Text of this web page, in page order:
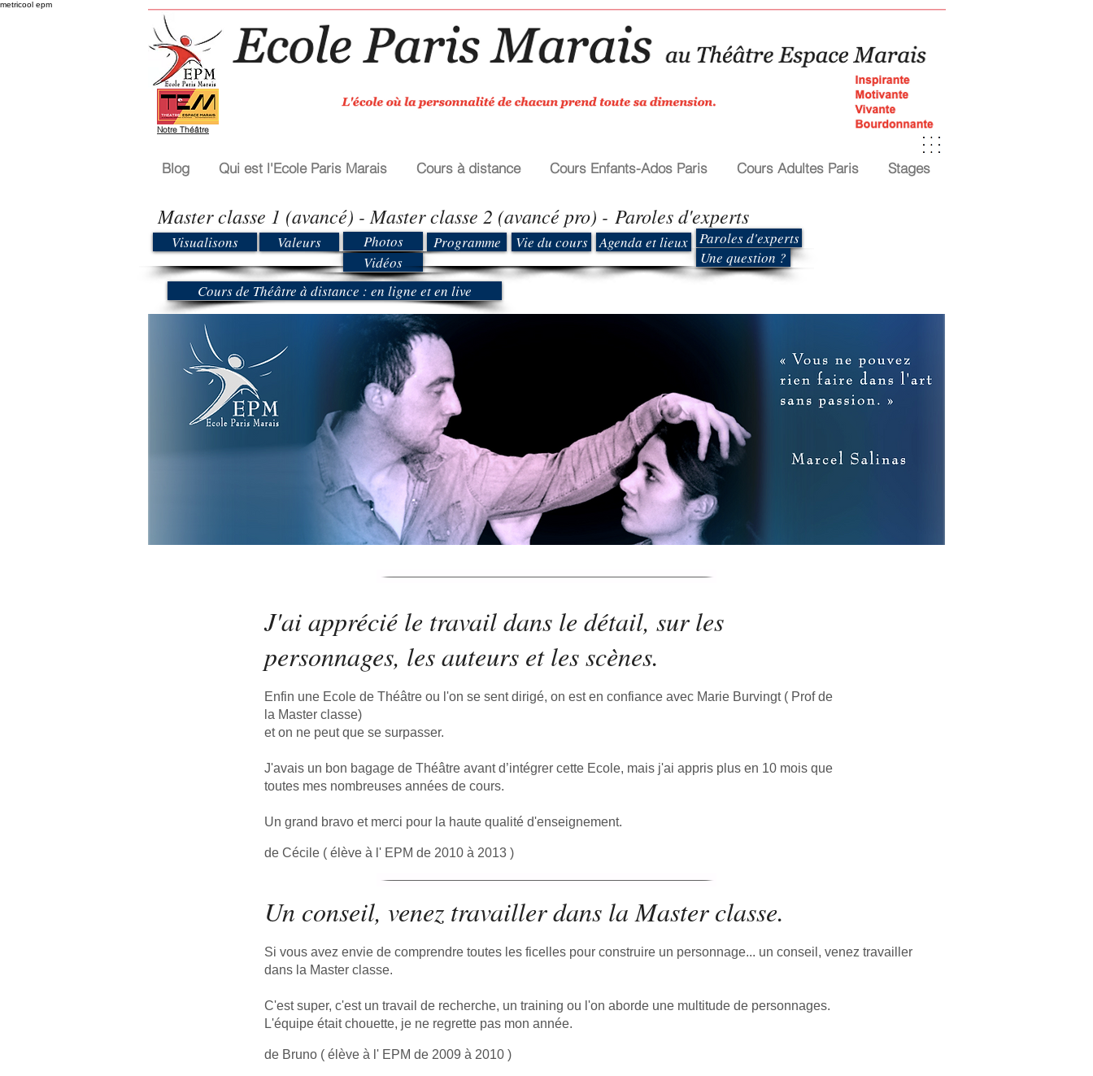
metricool epm
Notre Théâtre
Blog Qui est l'Ecole Paris Marais Cours à distance Cours Enfants-Ados Paris Cours Adultes Paris Stages
Master classe 1 (avancé) - Master classe 2 (avancé pro) - Paroles d'experts
Visualisons Valeurs
Photos
Vidéos
Programme Vie du cours Agenda et lieux
Paroles d'experts
Une question ?
Cours de Théâtre à distance : en ligne et en live
J'ai apprécié le travail dans le détail, sur les
personnages, les auteurs et les scènes.
Enfin une Ecole de Théâtre ou l'on se sent dirigé, on est en confiance avec Marie Burvingt ( Prof de
la Master classe)
et on ne peut que se surpasser.
J'avais un bon bagage de Théâtre avant d’intégrer cette Ecole, mais j'ai appris plus en 10 mois que
toutes mes nombreuses années de cours.
Un grand bravo et merci pour la haute qualité d'enseignement.
de Cécile ( élève à l' EPM de 2010 à 2013 )
Un conseil, venez travailler dans la Master classe.
Si vous avez envie de comprendre toutes les ficelles pour construire un personnage... un conseil, venez travailler
dans la Master classe.
C'est super, c'est un travail de recherche, un training ou l'on aborde une multitude de personnages.
L'équipe était chouette, je ne regrette pas mon année.
de Bruno ( élève à l' EPM de 2009 à 2010 )